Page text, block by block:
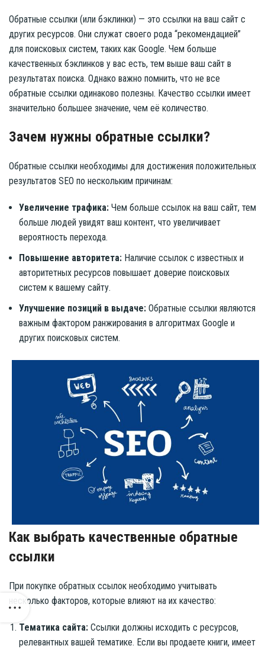
Обратные ссылки (или бэклинки) — это ссылки на ваш сайт с
других ресурсов. Они служат своего рода “рекомендацией”
для поисковых систем, таких как Google. Чем больше
качественных бэклинков у вас есть, тем выше ваш сайт в
результатах поиска. Однако важно помнить, что не все
обратные ссылки одинаково полезны. Качество ссылки имеет
значительно большее значение, чем её количество.
Зачем нужны обратные ссылки?
Обратные ссылки необходимы для достижения положительных
результатов SEO по нескольким причинам:
Увеличение трафика: Чем больше ссылок на ваш сайт, тем
больше людей увидят ваш контент, что увеличивает
вероятность перехода.
Повышение авторитета: Наличие ссылок с известных и
авторитетных ресурсов повышает доверие поисковых
систем к вашему сайту.
Улучшение позиций в выдаче: Обратные ссылки являются
важным фактором ранжирования в алгоритмах Google и
других поисковых систем.
Как выбрать качественные обратные
ссылки
При покупке обратных ссылок необходимо учитывать
несколько факторов, которые влияют на их качество:
Тематика сайта: Ссылки должны исходить с ресурсов,
релевантных вашей тематике. Если вы продаете книги, имеет